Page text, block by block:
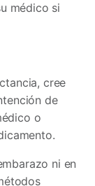
médico si
cree
de
o
ni en